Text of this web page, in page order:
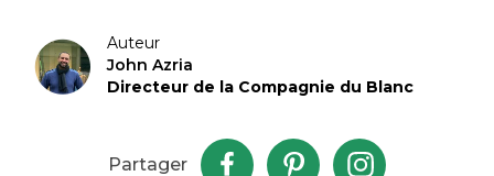
Auteur
John Azria
Directeur de la Compagnie du Blanc
Partager